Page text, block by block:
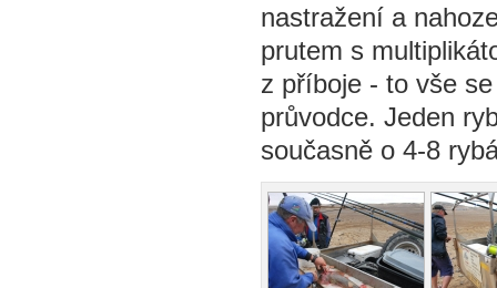
nastražení a
prutem s
z příboje - to vše
průvodce. Jeden
současně o 4-8